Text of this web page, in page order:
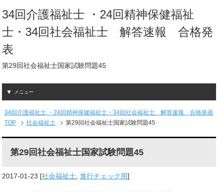
34回介護福祉士 ・24回精神保健福祉
士・34回社会福祉士 解答速報 合格発
表
第29回社会福祉士国家試験問題45
メニュー
34回介護福祉士 ・24回精神保健福祉士・34回社会福祉士 解答速報 合格発表
TOP
社会福祉士 第29回社会福祉士国家試験問題45
第29回社会福祉士国家試験問題45
2017-01-23 [社会福祉士,進行チェック用]